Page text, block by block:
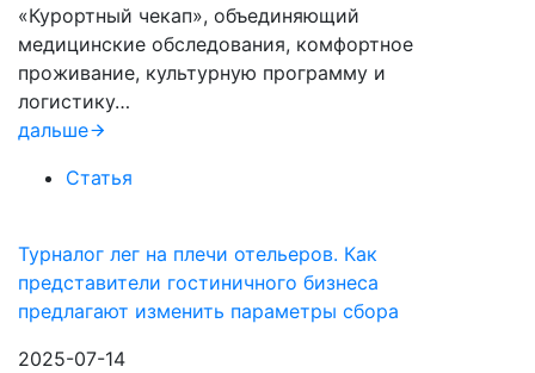
«Курортный чекап», объединяющий
медицинские обследования, комфортное
проживание, культурную программу и
логистику…
дальше
Статья
Турналог лег на плечи отельеров. Как
представители гостиничного бизнеса
предлагают изменить параметры сбора
2025-07-14